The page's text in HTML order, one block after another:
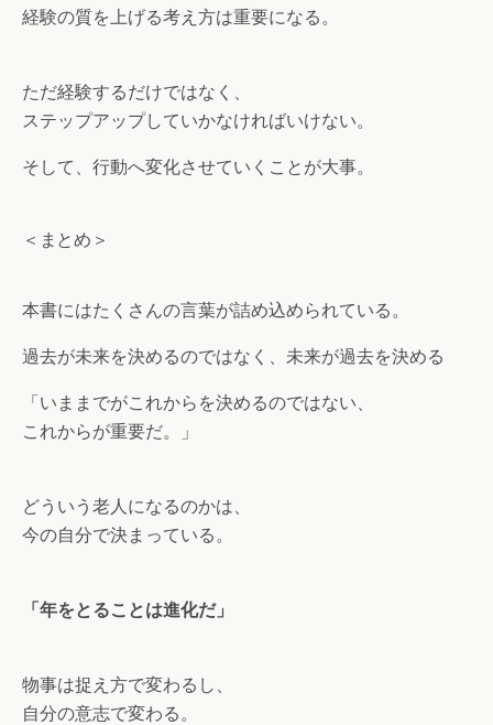
経験の質を上げる考え方は重要になる。
ただ経験するだけではなく、
ステップアップしていかなければいけない。
そして、行動へ変化させていくことが大事。
＜まとめ＞
本書にはたくさんの言葉が詰め込められている。
過去が未来を決めるのではなく、未来が過去を決める
「いままでがこれからを決めるのではない、
これからが重要だ。」
どういう老人になるのかは、
今の自分で決まっている。
「年をとることは進化だ」
物事は捉え方で変わるし、
自分の意志で変わる。